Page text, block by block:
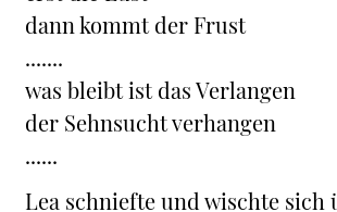
dann kommt der Frust
.......
was bleibt ist das Verlangen
der Sehnsucht verhangen
......
Lea schniefte und wischte sich